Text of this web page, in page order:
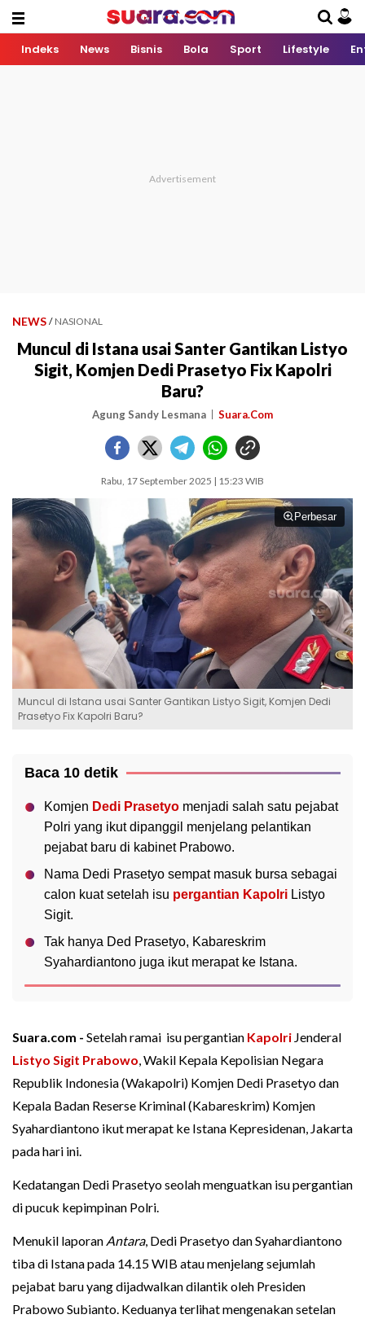
Indeks News Bisnis Bola Sport Lifestyle
NEWS / NASIONAL
Muncul di Istana usai Santer Gantikan Listyo
Sigit, Komjen Dedi Prasetyo Fix Kapolri
Baru?
Agung Sandy Lesmana Suara.Com
Rabu, 17 September 2025 | 15:23 WIB
Perbesar
Muncul di Istana usai Santer Gantikan Listyo Sigit, Komjen Dedi
Prasetyo Fix Kapolri Baru?
Baca 10 detik
Komjen Dedi Prasetyo menjadi salah satu pejabat
Polri yang ikut dipanggil menjelang pelantikan
pejabat baru di kabinet Prabowo.
Nama Dedi Prasetyo sempat masuk bursa sebagai
calon kuat setelah isu pergantian Kapolri Listyo
Sigit.
Tak hanya Ded Prasetyo, Kabareskrim
Syahardiantono juga ikut merapat ke Istana.
Suara.com - Setelah ramai isu pergantian Kapolri Jenderal
Listyo Sigit Prabowo, Wakil Kepala Kepolisian Negara
Republik Indonesia (Wakapolri) Komjen Dedi Prasetyo dan
Kepala Badan Reserse Kriminal (Kabareskrim) Komjen
Syahardiantono ikut merapat ke Istana Kepresidenan, Jakarta
pada hari ini.
Kedatangan Dedi Prasetyo seolah menguatkan isu pergantian
di pucuk kepimpinan Polri.
Menukil laporan Antara, Dedi Prasetyo dan Syahardiantono
tiba di Istana pada 14.15 WIB atau menjelang sejumlah
pejabat baru yang dijadwalkan dilantik oleh Presiden
Prabowo Subianto. Keduanya terlihat mengenakan setelan